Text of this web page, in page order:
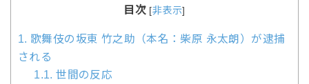
目次 [非表示]
1. 歌舞伎の坂東 竹之助（本名：柴原 永太朗）が逮捕
される
1.1. 世間の反応